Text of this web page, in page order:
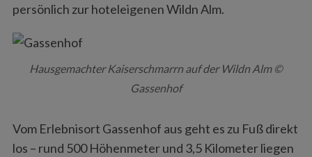
persönlich zur hoteleigenen Wildn Alm.
Hausgemachter Kaiserschmarrn auf der Wildn Alm ©
Gassenhof
Vom Erlebnisort Gassenhof aus geht es zu Fuß direkt
los – rund 500 Höhenmeter und 3,5 Kilometer liegen